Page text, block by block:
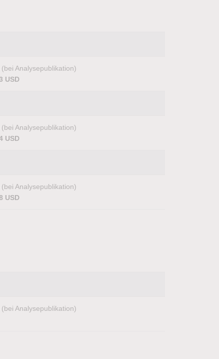
(bei Analysepublikation)
USD
(bei Analysepublikation)
USD
(bei Analysepublikation)
USD
(bei Analysepublikation)